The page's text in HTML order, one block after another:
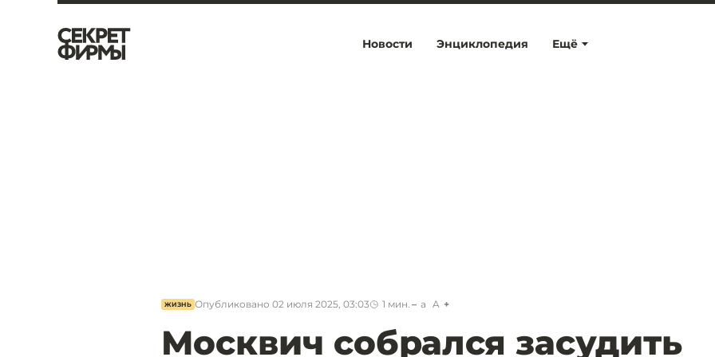
Ещё
Новости Энциклопедия
ЖИЗНЬ Опубликовано 02 июля 2025, 03:03 1 мин. a A
Москвич собрался засудить